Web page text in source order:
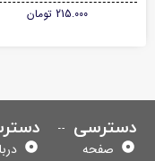
215.000 تومان
صفحه
دسترسی
درباره ما